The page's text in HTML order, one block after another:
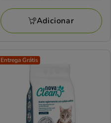
avaliações
35.07€
Adicionar
Entrega Grátis